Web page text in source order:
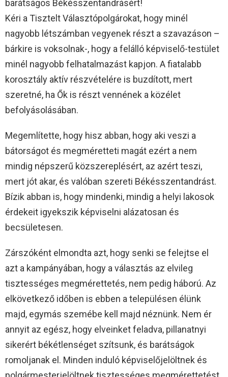
barátságos Békésszentandrásért!
Kéri a Tisztelt Választópolgárokat, hogy minél
nagyobb létszámban vegyenek részt a szavazáson –
bárkire is voksolnak-, hogy a felálló képviselő-testület
minél nagyobb felhatalmazást kapjon. A fiatalabb
korosztály aktív részvételére is buzdított, mert
szeretné, ha Ők is részt vennének a közélet
befolyásolásában.
Megemlítette, hogy hisz abban, hogy aki veszi a
bátorságot és megméretteti magát ezért a nem
mindig népszerű közszereplésért, az azért teszi,
mert jót akar, és valóban szereti Békésszentandrást.
Bízik abban is, hogy mindenki, mindig a helyi lakosok
érdekeit igyekszik képviselni alázatosan és
becsületesen.
Zárszóként elmondta azt, hogy senki se felejtse el
azt a kampányában, hogy a választás az elvileg
tisztességes megmérettetés, nem pedig háború. Az
elkövetkező időben is ebben a településen élünk
majd, egymás szemébe kell majd néznünk. Nem ér
annyit az egész, hogy elveinket feladva, pillanatnyi
sikerért békétlenséget szítsunk, és barátságok
romoljanak el. Minden induló képviselőjelöltnek és